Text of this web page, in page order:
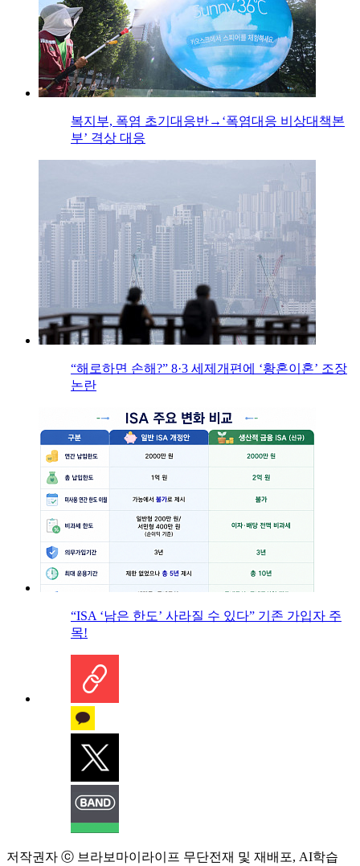
복지부, 폭염 초기대응반→‘폭염대응 비상대책본
부’ 격상 대응
“해로하면 손해?” 8·3 세제개편에 ‘황혼이혼’ 조장
논란
“ISA ‘남은 한도’ 사라질 수 있다” 기존 가입자 주
목!
저작권자 ⓒ 브라보마이라이프 무단전재 및 재배포, AI학습